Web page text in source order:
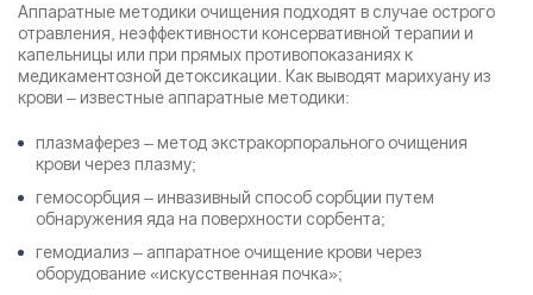
Аппаратные методики очищения подходят в случае острого
отравления, неэффективности консервативной терапии и
капельницы или при прямых противопоказаниях к
медикаментозной детоксикации. Как выводят марихуану из
крови – известные аппаратные методики:
плазмаферез – метод экстракорпорального очищения
крови через плазму;
гемосорбция – инвазивный способ сорбции путем
обнаружения яда на поверхности сорбента;
гемодиализ – аппаратное очищение крови через
оборудование «искусственная почка»;